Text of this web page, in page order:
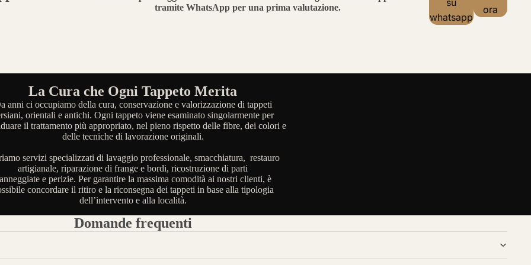
tramite WhatsApp per una prima valutazione.
whatsapp
ora
La Cura che Ogni Tappeto Merita
anni ci occupiamo della cura, conservazione e valorizzazione di tappeti
orientali e antichi. Ogni tappeto viene esaminato singolarmente per
il trattamento più appropriato, nel pieno rispetto delle fibre, dei colori e
delle tecniche di lavorazione originali.
servizi specializzati di lavaggio professionale, smacchiatura, restauro
artigianale, riparazione di frange e bordi, ricostruzione di parti
e perizie. Per garantire la massima comodità ai nostri clienti, è
concordare il ritiro e la riconsegna dei tappeti in base alla tipologia
dell’intervento e alla località.
Domande frequenti